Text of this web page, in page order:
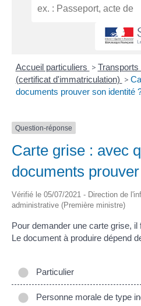
Accueil particuliers > Transports
(certificat d'immatriculation) >
documents prouver son identité
Question-réponse
Carte grise : avec
documents
Vérifié le 05/07/2021 - Direction de
administrative (Première ministre)
Pour demander une carte grise,
Le document à produire dépend
Particulier
Personne morale de type